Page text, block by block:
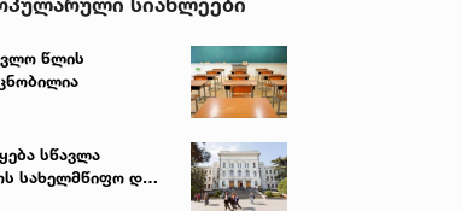
წლის
სწავლა
სახელმწიფო და